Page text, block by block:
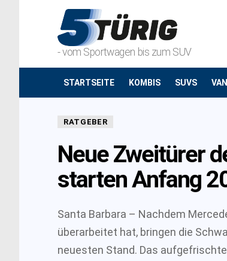
- vom Sportwagen bis zum SUV
STARTSEITE KOMBIS SUVS
RATGEBER
Neue Zweitürer
starten Anfang
Santa Barbara – Nachdem
überarbeitet hat, bringen die
neuesten Stand. Das